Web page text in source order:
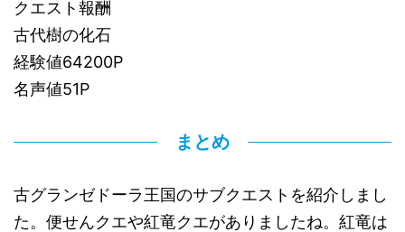
クエスト報酬
古代樹の化石
経験値64200P
名声値51P
まとめ
古グランゼドーラ王国のサブクエストを紹介しまし
た。便せんクエや紅竜クエがありましたね。紅竜は